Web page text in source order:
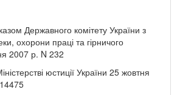
Державного комітету України з
охорони праці та гірничого
2007 р. N 232
юстиції України 25 жовтня